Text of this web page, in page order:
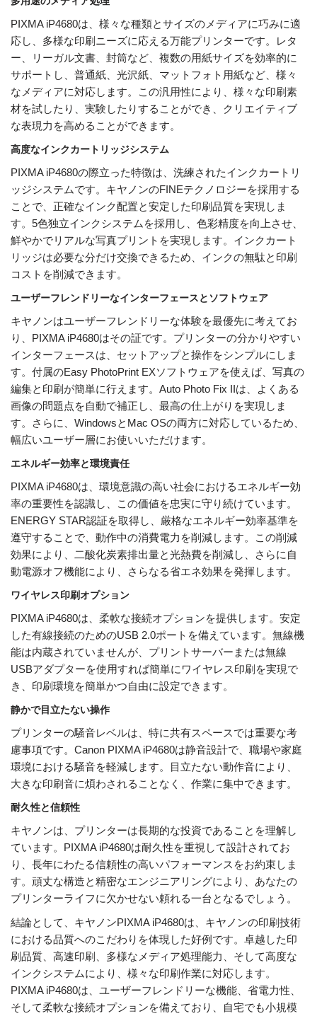
PIXMA iP4680は、様々な種類とサイズのメディアに巧みに適
応し、多様な印刷ニーズに応える万能プリンターです。レタ
ー、リーガル文書、封筒など、複数の用紙サイズを効率的に
サポートし、普通紙、光沢紙、マットフォト用紙など、様々
なメディアに対応します。この汎用性により、様々な印刷素
材を試したり、実験したりすることができ、クリエイティブ
な表現力を高めることができます。
高度なインクカートリッジシステム
PIXMA iP4680の際立った特徴は、洗練されたインクカートリ
ッジシステムです。キヤノンのFINEテクノロジーを採用する
ことで、正確なインク配置と安定した印刷品質を実現しま
す。5色独立インクシステムを採用し、色彩精度を向上させ、
鮮やかでリアルな写真プリントを実現します。インクカート
リッジは必要な分だけ交換できるため、インクの無駄と印刷
コストを削減できます。
ユーザーフレンドリーなインターフェースとソフトウェア
キヤノンはユーザーフレンドリーな体験を最優先に考えてお
り、PIXMA iP4680はその証です。プリンターの分かりやすい
インターフェースは、セットアップと操作をシンプルにしま
す。付属のEasy PhotoPrint EXソフトウェアを使えば、写真の
編集と印刷が簡単に行えます。Auto Photo Fix IIは、よくある
画像の問題点を自動で補正し、最高の仕上がりを実現しま
す。さらに、WindowsとMac OSの両方に対応しているため、
幅広いユーザー層にお使いいただけます。
エネルギー効率と環境責任
PIXMA iP4680は、環境意識の高い社会におけるエネルギー効
率の重要性を認識し、この価値を忠実に守り続けています。
ENERGY STAR認証を取得し、厳格なエネルギー効率基準を
遵守することで、動作中の消費電力を削減します。この削減
効果により、二酸化炭素排出量と光熱費を削減し、さらに自
動電源オフ機能により、さらなる省エネ効果を発揮します。
ワイヤレス印刷オプション
PIXMA iP4680は、柔軟な接続オプションを提供します。安定
した有線接続のためのUSB 2.0ポートを備えています。無線機
能は内蔵されていませんが、プリントサーバーまたは無線
USBアダプターを使用すれば簡単にワイヤレス印刷を実現で
き、印刷環境を簡単かつ自由に設定できます。
静かで目立たない操作
プリンターの騒音レベルは、特に共有スペースでは重要な考
慮事項です。Canon PIXMA iP4680は静音設計で、職場や家庭
環境における騒音を軽減します。目立たない動作音により、
大きな印刷音に煩わされることなく、作業に集中できます。
耐久性と信頼性
キヤノンは、プリンターは長期的な投資であることを理解し
ています。PIXMA iP4680は耐久性を重視して設計されてお
り、長年にわたる信頼性の高いパフォーマンスをお約束しま
す。頑丈な構造と精密なエンジニアリングにより、あなたの
プリンターライフに欠かせない頼れる一台となるでしょう。
結論として、キヤノンPIXMA iP4680は、キヤノンの印刷技術
における品質へのこだわりを体現した好例です。卓越した印
刷品質、高速印刷、多様なメディア処理能力、そして高度な
インクシステムにより、様々な印刷作業に対応します。
PIXMA iP4680は、ユーザーフレンドリーな機能、省電力性、
そして柔軟な接続オプションを備えており、自宅でも小規模